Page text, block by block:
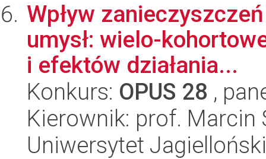
Wpływ
umysł: wielo-
i efektów działania...
Konkurs: OPUS 28 ,
Kierownik: prof. Marcin
Uniwersytet Jagielloński